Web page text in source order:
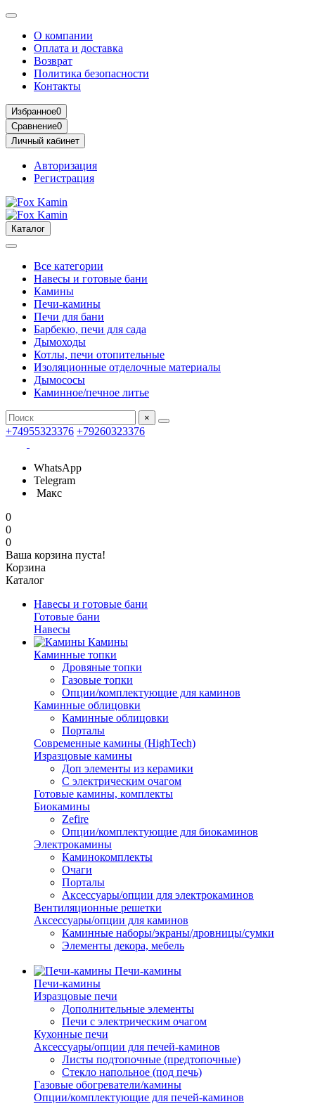
О компании
Оплата и доставка
Возврат
Политика безопасности
Контакты
Избранное0
Сравнение0
Личный кабинет
Авторизация
Регистрация
Каталог
Все категории
Навесы и готовые бани
Камины
Печи-камины
Печи для бани
Барбекю, печи для сада
Дымоходы
Котлы, печи отопительные
Изоляционные отделочные материалы
Дымососы
Каминное/печное литье
×
+74955323376 +79260323376
WhatsApp
Telegram
Макс
0
0
0
Ваша корзина пуста!
Корзина
Каталог
Навесы и готовые бани
Готовые бани
Навесы
Камины
Каминные топки
Дровяные топки
Газовые топки
Опции/комплектующие для каминов
Каминные облицовки
Каминные облицовки
Порталы
Современные камины (HighTech)
Изразцовые камины
Доп элементы из керамики
С электрическим очагом
Готовые камины, комплекты
Биокамины
Zefire
Опции/комплектующие для биокаминов
Электрокамины
Каминокомплекты
Очаги
Порталы
Аксессуары/опции для электрокаминов
Вентиляционные решетки
Аксессуары/опции для каминов
Каминные наборы/экраны/дровницы/сумки
Элементы декора, мебель
Печи-камины
Печи-камины
Изразцовые печи
Дополнительные элементы
Печи с электрическим очагом
Кухонные печи
Аксессуары/опции для печей-каминов
Листы подтопочные (предтопочные)
Стекло напольное (под печь)
Газовые обогреватели/камины
Опции/комплектующие для печей-каминов